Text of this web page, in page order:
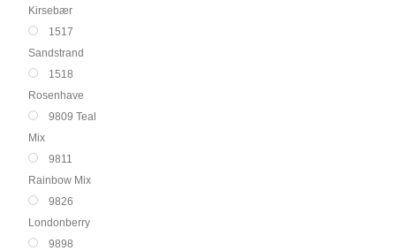
Kirsebær
1517
Sandstrand
1518
Rosenhave
9809 Teal
Mix
9811
Rainbow Mix
9826
Londonberry
9898